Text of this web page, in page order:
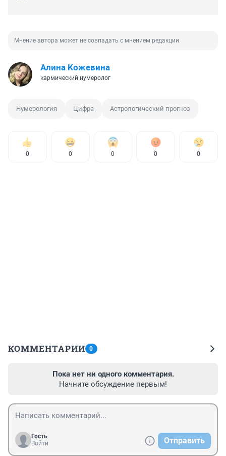
Мнение автора может не совпадать с мнением редакции
Алина Кожевина
кармический нумеролог
Нумерология Цифра Астрологический прогноз
0 0 0 0 0
КОММЕНТАРИИ 0
Пока нет ни одного комментария.
Начните обсуждение первым!
Гость
Войти
Отправить